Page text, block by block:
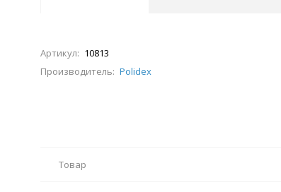
Артикул: 10813
Производитель: Polidex
Товар